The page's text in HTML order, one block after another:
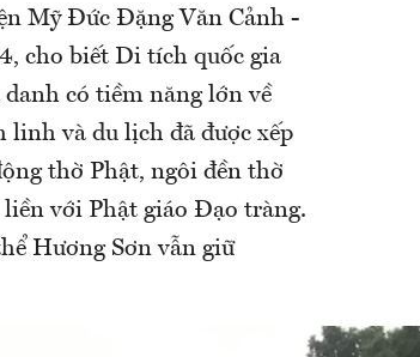
Mỹ Đức Đặng Văn Cảnh -
cho biết Di tích quốc gia
có tiềm năng lớn về
và du lịch đã được xếp
thờ Phật, ngôi đền thờ
với Phật giáo Đạo tràng.
Hương Sơn vẫn giữ